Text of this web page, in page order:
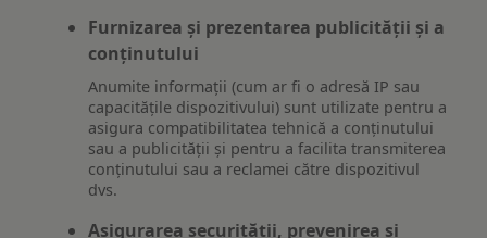
Furnizarea și prezentarea publicității și a
conținutului
Anumite informații (cum ar fi o adresă IP sau
capacitățile dispozitivului) sunt utilizate pentru a
asigura compatibilitatea tehnică a conținutului
sau a publicității și pentru a facilita transmiterea
conținutului sau a reclamei către dispozitivul
dvs.
Asigurarea securității, prevenirea și